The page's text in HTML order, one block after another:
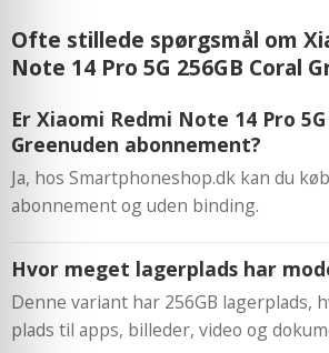
Ofte stillede spørgsmål om
Note 14 Pro 5G 256GB Coral
Er Xiaomi Redmi Note 14 Pro 5G
Greenuden abonnement?
Ja, hos Smartphoneshop.dk kan du
abonnement og uden binding.
Hvor meget lagerplads har
Denne variant har 256GB lagerplads,
plads til apps, billeder, video og